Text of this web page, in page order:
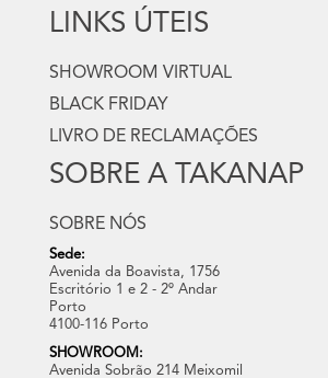
LINKS ÚTEIS
SHOWROOM VIRTUAL
BLACK FRIDAY
LIVRO DE RECLAMAÇÕES
SOBRE A TAKANAP
SOBRE NÓS
Sede:
Avenida da Boavista, 1756
Escritório 1 e 2 - 2º Andar
Porto
4100-116 Porto
SHOWROOM:
Avenida Sobrão 214 Meixomil